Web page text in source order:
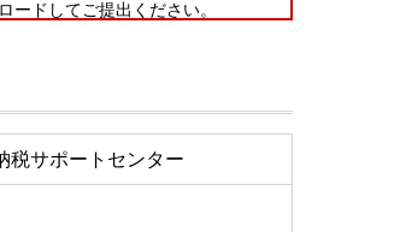
ドしてご提出ください。
税サポートセンター